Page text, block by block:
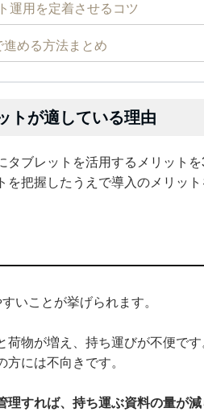
運用を定着させるコツ
める方法まとめ
トが適している理由
タブレットを活用するメリット
把握したうえで導入のメリット
いことが挙げられます。
荷物が増え、持ち運びが不便で
には不向きです。
理すれば、持ち運ぶ資料の量が